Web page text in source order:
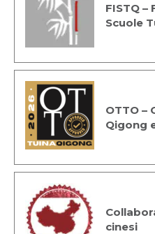
FISTQ
Scuole
OTTO –
Qigong
cinesi